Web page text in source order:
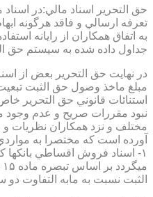
حق التحرير اسناد مالي:در
تعرفه ارسالي و فاقد هرگونه
به اتفاق همكاران از رايانه
جداول داده شده به سيستم حق
در نهايت حق التحرير بعض از
مبلغ ماخذ وصول حق الثبت تبعيت
استنائات قانوني حق التحرير
نبود مقررات صريح و عدم وجود
مختلف و نزد همكاران نظريات و
آورده است كه مختصرا به
۱- اسناد فروش اقساطي
الثبت نسبت به مابه التفاوت